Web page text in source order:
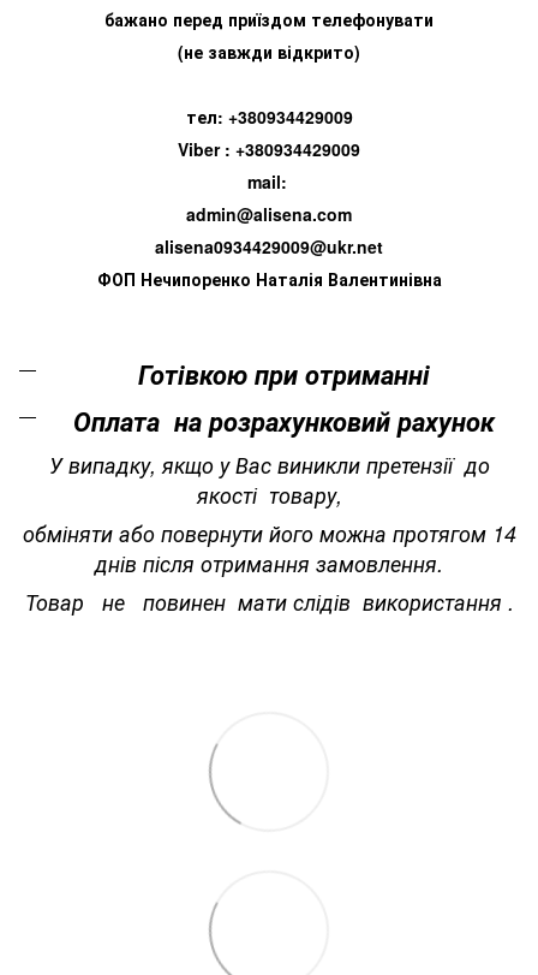
бажано перед приїздом телефонувати
(не завжди відкрито)
тел: +380934429009
Viber : +380934429009
mail:
admin@alisena.com
alisena0934429009@ukr.net
ФОП Нечипоренко Наталія Валентинівна
Готівкою при отриманні
Оплата на розрахунковий рахунок
У випадку, якщо у Вас виникли претензії до
якості товару,
обміняти або повернути його можна протягом 14
днів після отримання замовлення.
Товар не повинен мати слідів використання .